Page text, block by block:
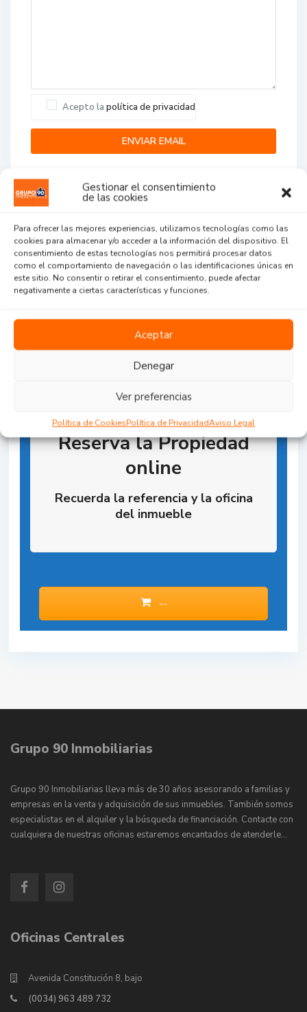
Gestionar el consentimiento
de las cookies
Para ofrecer las mejores experiencias, utilizamos tecnologías como las
cookies para almacenar y/o acceder a la información del dispositivo. El
consentimiento de estas tecnologías nos permitirá procesar datos
como el comportamiento de navegación o las identificaciones únicas en
este sitio. No consentir o retirar el consentimiento, puede afectar
negativamente a ciertas características y funciones.
Aceptar
Denegar
Ver preferencias
Política de CookiesPolítica de PrivacidadAviso Legal
Acepto la política de privacidad
Agent Reviews
...
Reserva la Propiedad
online
Recuerda la referencia y la oficina
del inmueble
--
Grupo 90 Inmobiliarias
Grupo 90 Inmobiliarias lleva más de 30 años asesorando a familias y
empresas en la venta y adquisición de sus inmuebles. También somos
especialistas en el alquiler y la búsqueda de financiación. Contacte con
cualquiera de nuestras oficinas estaremos encantados de atenderle…
Oficinas Centrales
Avenida Constitución 8, bajo
(0034) 963 489 732